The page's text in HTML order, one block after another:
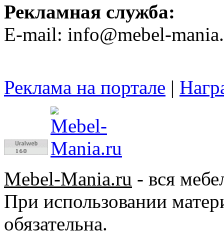
Рекламная служба:
E-mail: info@mebel-
Реклама на портале |
Mebel-Mania.ru - вся
При использовании
обязательна.